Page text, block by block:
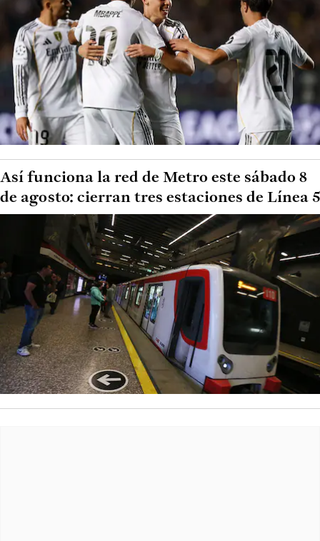
Así funciona la red de Metro este sábado 8
de agosto: cierran tres estaciones de Línea 5